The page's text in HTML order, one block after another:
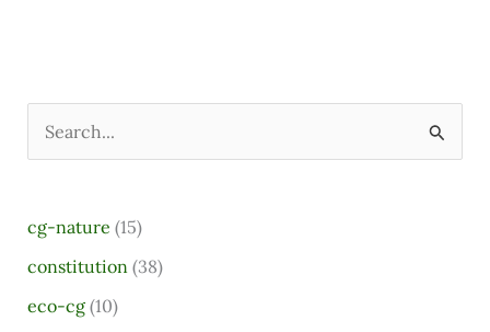
r
c
h
cg-nature (15)
constitution (38)
eco-cg(10)